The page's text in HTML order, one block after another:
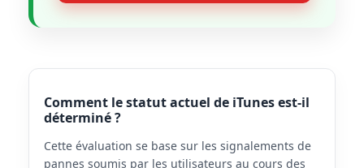
Comment le statut actuel de iTunes est-il
déterminé ?
Cette évaluation se base sur les signalements de
pannes soumis par les utilisateurs au cours des